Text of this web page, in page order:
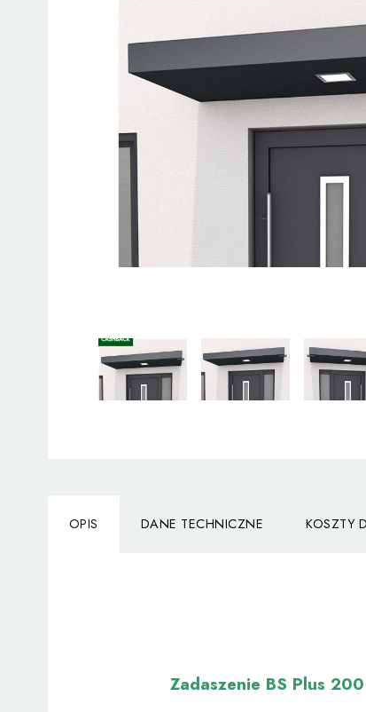
OPIS DANE TECHNICZNE KOSZTY
Zadaszenie BS Plus